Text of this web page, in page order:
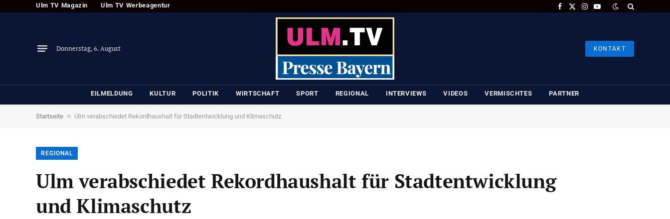
Ulm TV Magazin Ulm TV Werbeagentur
Facebook
X
Instagram
YouTube
Donnerstag, 6. August KONTAKT
EILMELDUNG KULTUR POLITIK WIRTSCHAFT SPORT REGIONAL INTERVIEWS VIDEOS VERMISCHTES PARTNER
Startseite » Ulm verabschiedet Rekordhaushalt für Stadtentwicklung und Klimaschutz
REGIONAL
Ulm verabschiedet Rekordhaushalt für Stadtentwicklung
und Klimaschutz